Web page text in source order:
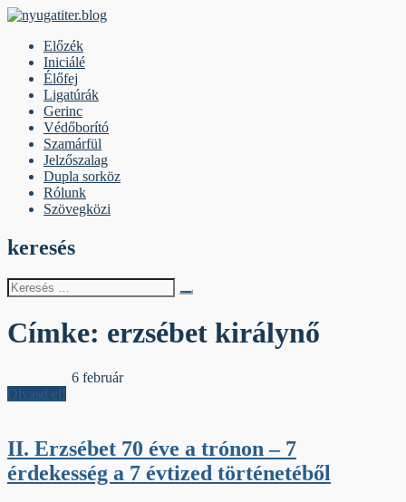
Skip
contentElőzék
Iniciálé
Élőfej
Ligatúrák
Gerinc
Védőborító
Szamárfül
Jelzőszalag
Dupla sorköz
Rólunk
Szövegközi
keresés
Keresés
erre:
Címke: erzsébet királynő
6 február
Olvasd el!
II. Erzsébet 70 éve a trónon – 7
érdekesség a 7 évtized történetéből